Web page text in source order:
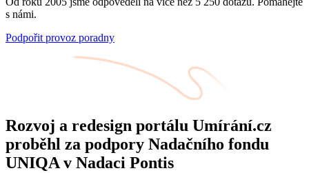
s námi.
Podpořit provoz poradny
Rozvoj a redesign portálu Umírání.cz
proběhl za podpory Nadačního fondu
UNIQA v Nadaci Pontis